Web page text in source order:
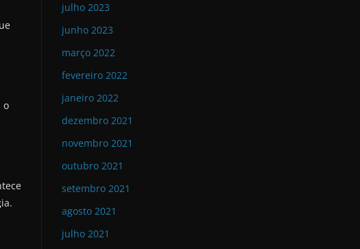
o
julho 2023
junho 2023
março 2022
fevereiro 2022
janeiro 2022
dezembro 2021
novembro 2021
outubro 2021
setembro 2021
agosto 2021
julho 2021